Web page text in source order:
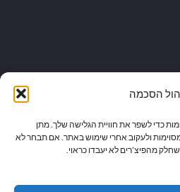
הסכמה
כדי לשפר את חוויית הגלישה שלך. מתן
ולעקוב אחרי שימוש באתר. אם תבחר לא
מהפיצ’רים לא יעבדו כראוי.